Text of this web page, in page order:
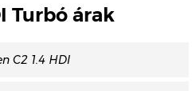
Turbó árak